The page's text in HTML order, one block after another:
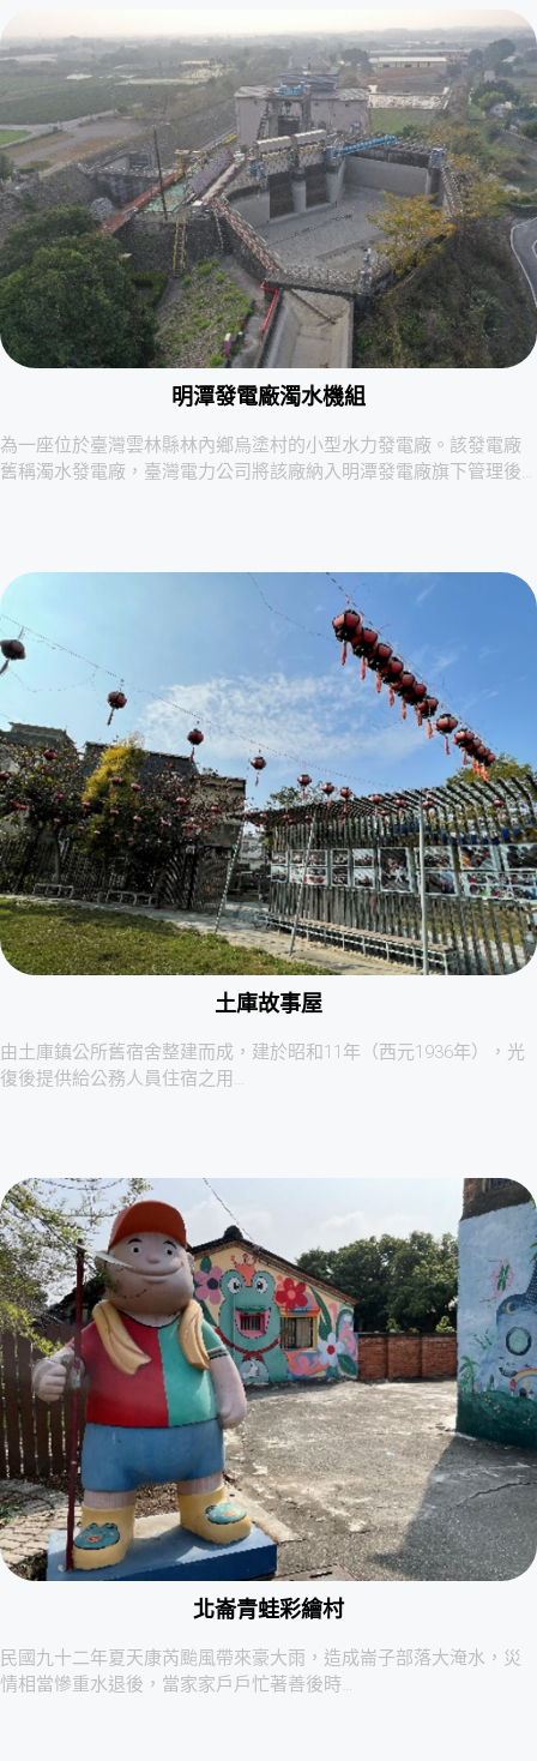
明潭發電廠濁水機組
為一座位於臺灣雲林縣林內鄉烏塗村的小型水力發電廠。該發電廠
舊稱濁水發電廠，臺灣電力公司將該廠納入明潭發電廠旗下管理後…
土庫故事屋
由土庫鎮公所舊宿舍整建而成，建於昭和11年（西元1936年），光
復後提供給公務人員住宿之用…
北崙青蛙彩繪村
民國九十二年夏天康芮颱風帶來豪大雨，造成崙子部落大淹水，災
情相當慘重水退後，當家家戶戶忙著善後時…